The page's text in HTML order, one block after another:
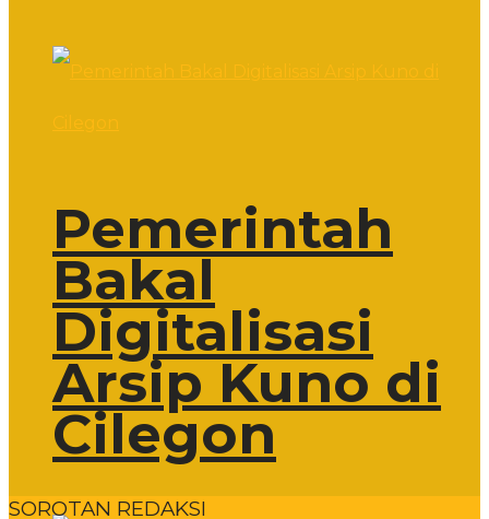
Pemerintah
Bakal
Digitalisasi
Arsip Kuno di
Cilegon
SOROTAN REDAKSI